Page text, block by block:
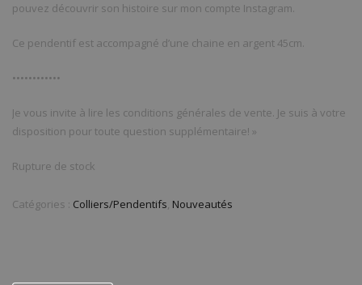
pouvez découvrir son histoire sur mon compte Instagram.
Ce pendentif est accompagné d’une chaine en argent 45cm.
••••••••••••
Je vous invite à lire les conditions générales de vente. Je suis à votre
disposition pour toute question supplémentaire! »
Rupture de stock
Catégories : Colliers/Pendentifs Nouveautés